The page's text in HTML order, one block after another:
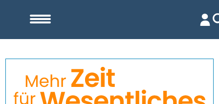
Unternehmen